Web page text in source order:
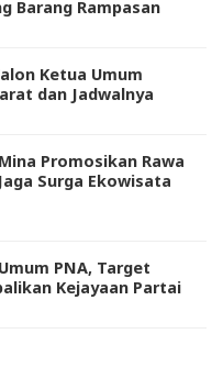
Barang Rampasan
Ketua Umum
dan Jadwalnya
Promosikan Rawa
Surga Ekowisata
PNA, Target
Kejayaan Partai